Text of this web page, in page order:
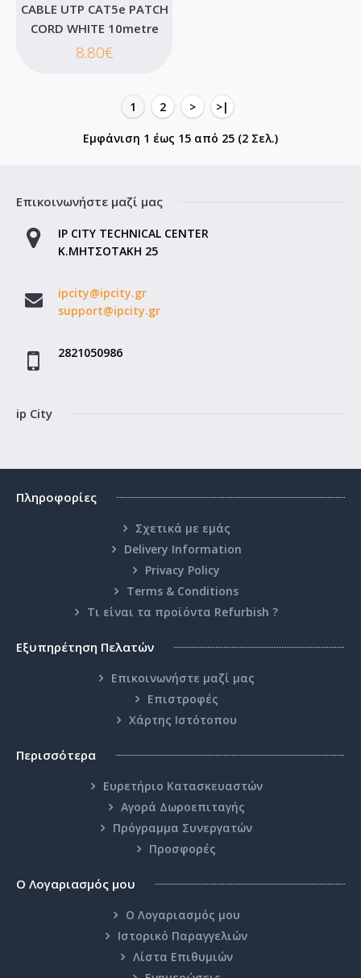
CABLE UTP CAT5e PATCH CORD BLACK 50metre
CABLE UTP CAT5e PATCH CORD BLACK 5metre
..
3.97€
Επιθυμητό
CABLE UTP CAT5e PATCH
CORD WHITE 10metre
8.80€
1 2 > >|
Εμφάνιση 1 έως 15 από 25 (2 Σελ.)
Επικοινωνήστε μαζί μας
IP CITY TECHNICAL CENTER
Κ.ΜΗΤΣΟΤΑΚΗ 25
ipcity@ipcity.gr
support@ipcity.gr
2821050986
ip City
Πληροφορίες
Σχετικά με εμάς
Delivery Information
Privacy Policy
Terms & Conditions
Τι είναι τα προϊόντα Refurbish ?
Εξυπηρέτηση Πελατών
Επικοινωνήστε μαζί μας
Επιστροφές
Χάρτης Ιστότοπου
Περισσότερα
Ευρετήριο Κατασκευαστών
Αγορά Δωροεπιταγής
Πρόγραμμα Συνεργατών
Προσφορές
Ο Λογαριασμός μου
Ο Λογαριασμός μου
Ιστορικό Παραγγελιών
Λίστα Επιθυμιών